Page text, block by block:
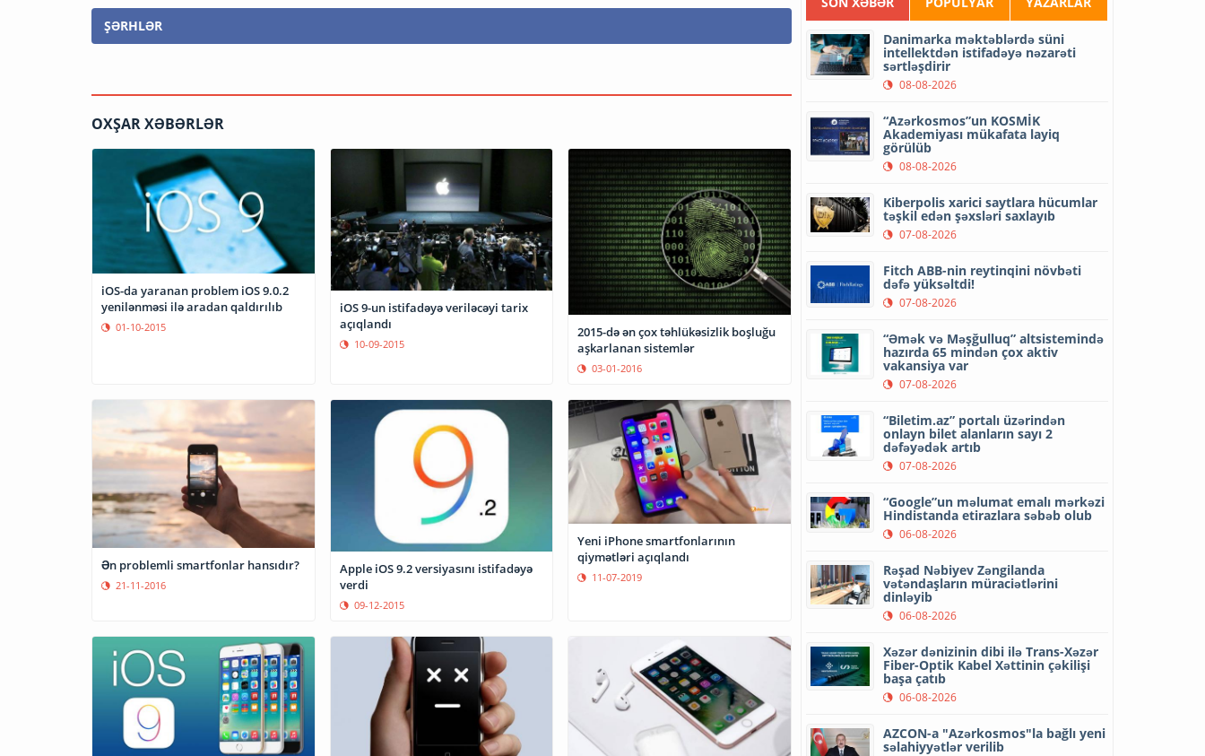
ŞƏRHLƏR
OXŞAR XƏBƏRLƏR
iOS-da yaranan problem iOS 9.0.2
yenilənməsi ilə aradan qaldırılıb
01-10-2015
iOS 9-un istifadəyə veriləcəyi tarix
açıqlandı
10-09-2015
2015-də ən çox təhlükəsizlik boşluğu
aşkarlanan sistemlər
03-01-2016
Ən problemli smartfonlar hansıdır?
21-11-2016
Apple iOS 9.2 versiyasını istifadəyə
verdi
09-12-2015
Yeni iPhone smartfonlarının
qiymətləri açıqlandı
11-07-2019
Danimarka məktəblərdə süni
intellektdən istifadəyə nəzarəti
sərtləşdirir
08-08-2026
“Azərkosmos”un KOSMİK
Akademiyası mükafata layiq
görülüb
08-08-2026
Kiberpolis xarici saytlara hücumlar
təşkil edən şəxsləri saxlayıb
07-08-2026
Fitch ABB-nin reytinqini növbəti
dəfə yüksəltdi!
07-08-2026
“Əmək və Məşğulluq” altsistemində
hazırda 65 mindən çox aktiv
vakansiya var
07-08-2026
“Biletim.az” portalı üzərindən
onlayn bilet alanların sayı 2
dəfəyədək artıb
07-08-2026
“Google”un məlumat emalı mərkəzi
Hindistanda etirazlara səbəb olub
06-08-2026
Rəşad Nəbiyev Zəngilanda
vətəndaşların müraciətlərini
dinləyib
06-08-2026
Xəzər dənizinin dibi ilə Trans-Xəzər
Fiber-Optik Kabel Xəttinin çəkilişi
başa çatıb
06-08-2026
AZCON-a "Azərkosmos"la bağlı yeni
səlahiyyətlər verilib